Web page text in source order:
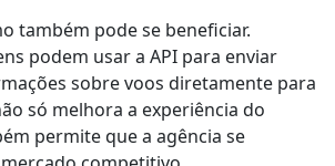
também pode se beneficiar.
podem usar a API para enviar
sobre voos diretamente para
só melhora a experiência do
permite que a agência se